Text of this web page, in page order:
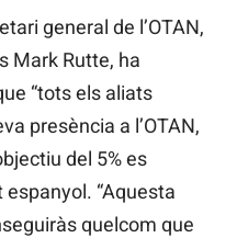
general de l’OTAN,
Mark Rutte, ha
“tots els aliats
presència a l’OTAN,
del 5% es
“Aquesta
quelcom que